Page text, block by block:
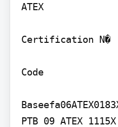
ATEX
Certification N�
Code
PTB 09 ATEX 1115X